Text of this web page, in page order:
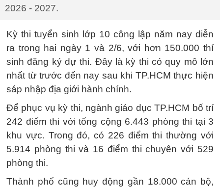
2026 - 2027.
Kỳ thi tuyển sinh lớp 10 công lập năm nay diễn
ra trong hai ngày 1 và 2/6, với hơn 150.000 thí
sinh đăng ký dự thi. Đây là kỳ thi có quy mô lớn
nhất từ trước đến nay sau khi TP.HCM thực hiện
sáp nhập địa giới hành chính.
Để phục vụ kỳ thi, ngành giáo dục TP.HCM bố trí
242 điểm thi với tổng cộng 6.443 phòng thi tại 3
khu vực. Trong đó, có 226 điểm thi thường với
5.914 phòng thi và 16 điểm thi chuyên với 529
phòng thi.
Thành phố cũng huy động gần 18.000 cán bộ,